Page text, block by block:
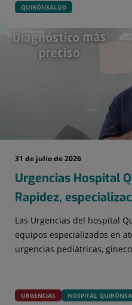
QUIRÓNSALUD
31 de julio de 2026
Urgencias Hospital
Rapidez,
Las Urgencias del hospital
equipos especializados en
urgencias pediátricas,
URGENCIAS HOSPITAL